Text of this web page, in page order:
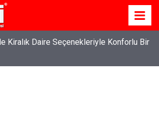
Kiralık Daire Seçenekleriyle Konforlu Bir